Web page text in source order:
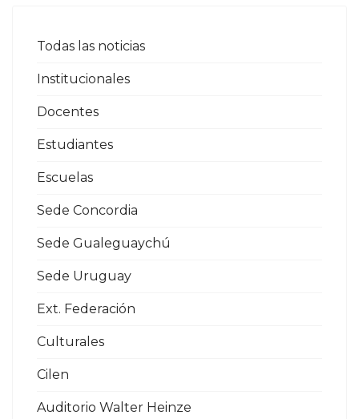
Todas las noticias
Institucionales
Docentes
Estudiantes
Escuelas
Sede Concordia
Sede Gualeguaychú
Sede Uruguay
Ext. Federación
Culturales
Cilen
Auditorio Walter Heinze